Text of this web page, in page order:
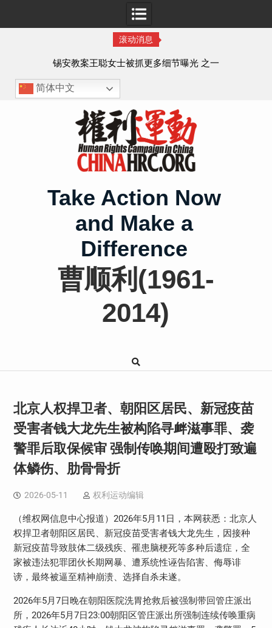
滚动消息
锡安教案王聪女士被抓更多细节曝光 之一
简体中文
Take Action Now
and Make a
Difference
曹顺利(1961-
2014)
北京人权捍卫者、朝阳区居民、新冠疫苗
受害者钱大龙先生被构陷寻衅滋事罪、袭
警罪后取保候审 强制传唤期间遭殴打致遍
体鳞伤、肋骨骨折
2026-05-11 权利运动编辑
（维权网信息中心报道） 2026年5月 11 日，本网获悉：北京人
权捍卫者朝阳区居民、新冠疫苗受害者钱大龙先生，因接种
新冠疫苗导致肢体二级残疾、罹患脑梗死等多种后遗症，全
家被违法犯罪团伙长期网暴、遭系统性诬告陷害、侮辱诽
谤，最终被逼至精神崩溃、选择自杀未遂。
2026年5月7日晚在朝阳医院洗胃抢救后被强制带回管庄派出
所， 2026年5月7日23:00朝阳区管庄派出所强制连续传唤重病